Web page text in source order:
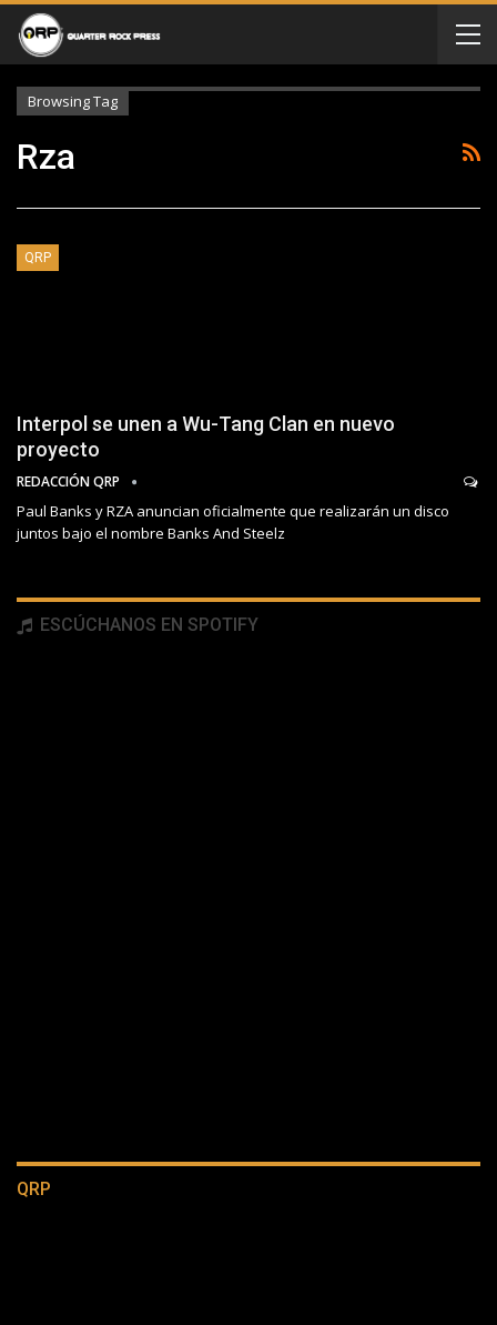
Browsing Tag
Rza
QRP
Interpol se unen a Wu-Tang Clan en nuevo
proyecto
REDACCIÓN QRP
Paul Banks y RZA anuncian oficialmente que realizarán un disco
juntos bajo el nombre Banks And Steelz
ESCÚCHANOS EN SPOTIFY
QRP